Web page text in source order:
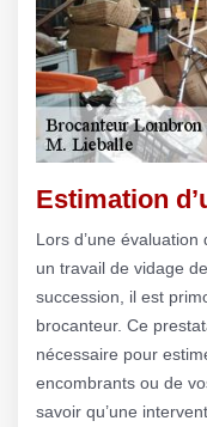
Estimation
Lors d’une
un travail de vidage
succession, il est
brocanteur. Ce
nécessaire pour
encombrants ou de
savoir qu’une